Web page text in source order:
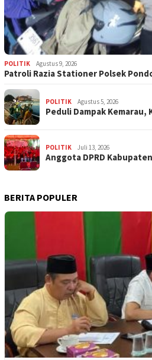
POLITIK Agustus 9, 2026
Patroli Razia Stationer Polsek
POLITIK Agustus 5, 2026
‎Peduli Dampak Kemarau,
POLITIK Juli 13, 2026
Anggota DPRD
BERITA POPULER